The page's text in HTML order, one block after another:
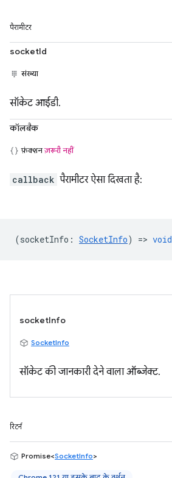
पैरामीटर
socketId
संख्या
सॉकेट आईडी.
कॉलबैक
फ़ंक्शनज़रूरी नहीं
callback पैरामीटर ऐसा दिखता है:
(socketInfo : SocketInfo) => void
socketInfo
SocketInfo
सॉकेट की जानकारी देने वाला ऑब्जेक्ट.
रिटर्न
Promise<SocketInfo>